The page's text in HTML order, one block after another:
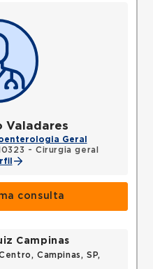
Valadares
Geral
- Cirurgia geral
consulta
Campinas
Campinas, SP,